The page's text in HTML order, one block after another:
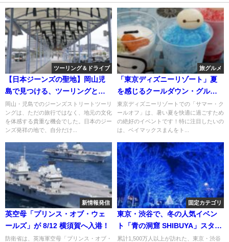
ツーリング＆ドライブ
【日本ジーンズの聖地】岡山児
島で見つける、ツーリングとジ
ーンズの魅力！
岡山・児島でのジーンズストリートツーリ
ングは、ただの旅行ではなく、地元の文化
を体感する貴重な機会でした。日本のジー
ンズ発祥の地で、自分だけ...
旅グルメ
「東京ディズニーリゾート」夏
を感じるクールダウン・グル
メ！
東京ディズニーリゾートでの「サマー・ク
ールオフ」は、暑い夏を快適に過ごすため
の絶好のイベントです！特に注目したいの
は、ベイマックスまんをト...
新情報発信
英空母「プリンス・オブ・ウェ
ールズ」が 8/12 横須賀へ入港！
防衛省は、英海軍空母「プリンス・オブ・
固定カテゴリ
東京・渋谷で、冬の人気イベン
ト「青の洞窟 SHIBUYA」スター
ト！
累計1,500万人以上が訪れた、東京・渋谷